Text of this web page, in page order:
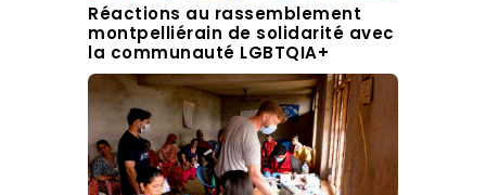
Réactions au rassemblement
montpelliérain de solidarité avec
la communauté LGBTQIA+